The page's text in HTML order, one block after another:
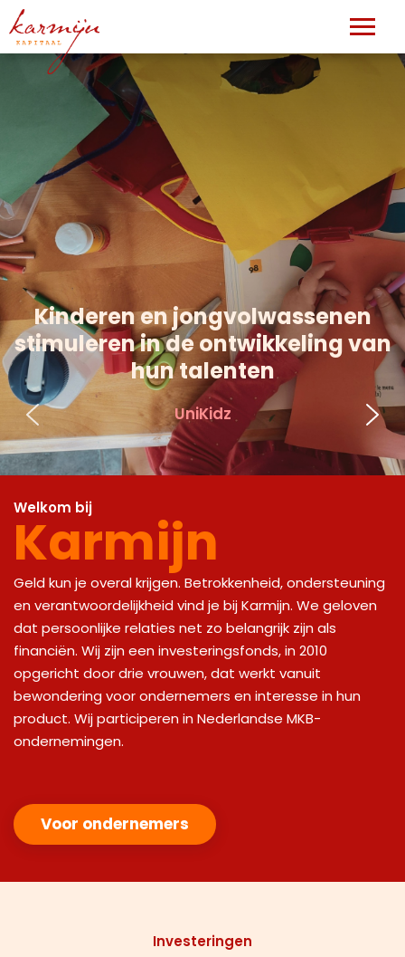
Welkom bij
Karmijn
Geld kun je overal krijgen. Betrokkenheid, ondersteuning
en verantwoordelijkheid vind je bij Karmijn. We geloven
dat persoonlijke relaties net zo belangrijk zijn als
financiën. Wij zijn een investeringsfonds, in 2010
opgericht door drie vrouwen, dat werkt vanuit
bewondering voor ondernemers en interesse in hun
product. Wij participeren in Nederlandse MKB-
ondernemingen.
Voor ondernemers
Investeringen